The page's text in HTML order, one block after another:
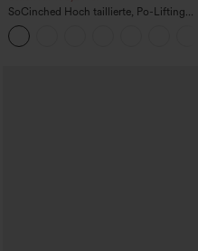
SoCinched Hoch taillierte, Po-Lifting
7/8-Trainingsleggings mit
Bauchkontrolle und Seitentaschen